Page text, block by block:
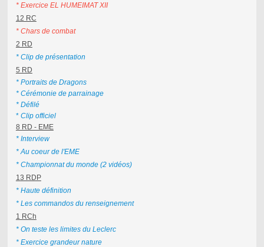
* Exercice EL HUMEIMAT XII
12 RC
* Chars de combat
2 RD
* Clip de présentation
5 RD
* Portraits de Dragons
* Cérémonie de parrainage
* Défilé
* Clip officiel
8 RD - EME
* Interview
* Au coeur de l'EME
* Championnat du monde (2 vidéos)
13 RDP
* Haute définition
* Les commandos du renseignement
1 RCh
* On teste les limites du Leclerc
* Exercice grandeur nature